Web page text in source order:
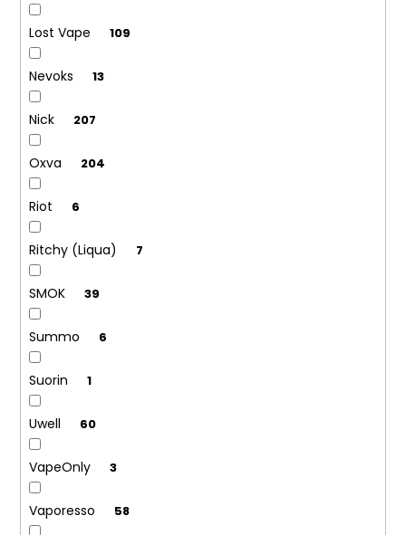
Lost Vape 109
Nevoks 13
Nick 207
Oxva 204
Riot 6
Ritchy (Liqua) 7
SMOK 39
Summo 6
Suorin 1
Uwell 60
VapeOnly 3
Vaporesso 58